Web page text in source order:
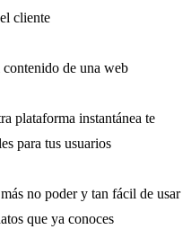
cliente
de una web
plataforma instantánea te
para tus usuarios
no poder y tan fácil de usar
que ya conoces